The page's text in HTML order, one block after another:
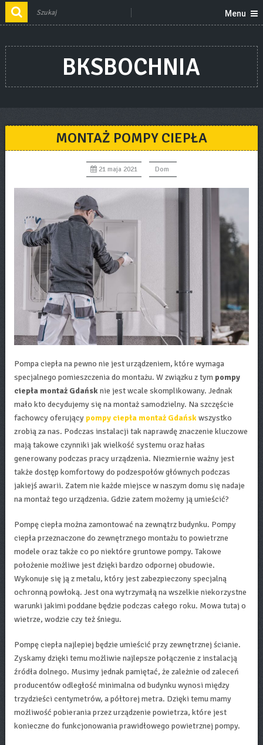
Menu
BKSBOCHNIA
MONTAŻ POMPY CIEPŁA
21 maja 2021 Dom
Pompa ciepła na pewno nie jest urządzeniem, które wymaga
specjalnego pomieszczenia do montażu. W związku z tym pompy
ciepła montaż Gdańsk nie jest wcale skomplikowany. Jednak
mało kto decydujemy się na montaż samodzielny. Na szczęście
fachowcy oferujący pompy ciepła montaż Gdańskwszystko
zrobią za nas. Podczas instalacji tak naprawdę znaczenie kluczowe
mają takowe czynniki jak wielkość systemu oraz hałas
generowany podczas pracy urządzenia. Niezmiernie ważny jest
także dostęp komfortowy do podzespołów głównych podczas
jakiejś awarii. Zatem nie każde miejsce w naszym domu się nadaje
na montaż tego urządzenia. Gdzie zatem możemy ją umieścić?
Pompę ciepła można zamontować na zewnątrz budynku. Pompy
ciepła przeznaczone do zewnętrznego montażu to powietrzne
modele oraz także co po niektóre gruntowe pompy. Takowe
położenie możliwe jest dzięki bardzo odpornej obudowie.
Wykonuje się ją z metalu, który jest zabezpieczony specjalną
ochronną powłoką. Jest ona wytrzymałą na wszelkie niekorzystne
warunki jakimi poddane będzie podczas całego roku. Mowa tutaj o
wietrze, wodzie czy też śniegu.
Pompę ciepła najlepiej będzie umieścić przy zewnętrznej ścianie.
Zyskamy dzięki temu możliwie najlepsze połączenie z instalacją
źródła dolnego. Musimy jednak pamiętać, że zależnie od zaleceń
producentów odległość minimalna od budynku wynosi między
trzydzieści centymetrów, a półtorej metra. Dzięki temu mamy
możliwość pobierania przez urządzenie powietrza, które jest
konieczne do funkcjonowania prawidłowego powietrznej pompy.